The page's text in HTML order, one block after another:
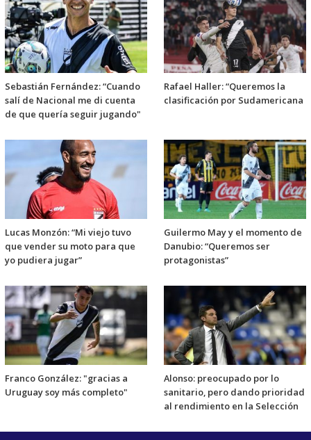
Sebastián Fernández: “Cuando
salí de Nacional me di cuenta
de que quería seguir jugando"
Rafael Haller: “Queremos la
clasificación por Sudamericana
Lucas Monzón: “Mi viejo tuvo
que vender su moto para que
yo pudiera jugar”
Guilermo May y el momento de
Danubio: “Queremos ser
protagonistas”
Franco González: "gracias a
Uruguay soy más completo"
Alonso: preocupado por lo
sanitario, pero dando prioridad
al rendimiento en la Selección